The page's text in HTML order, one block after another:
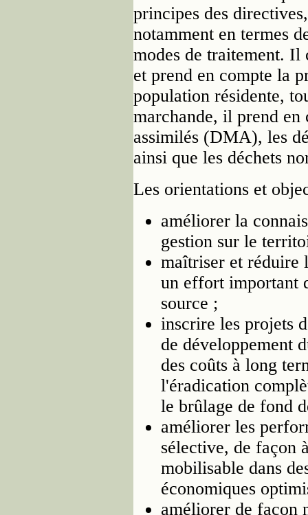
principes des
notamment en termes
modes de traitement. Il
et prend en compte la
population résidente,
marchande, il prend en
assimilés (DMA), les
ainsi que les déchets
Les orientations et
améliorer la
gestion sur le
maîtriser et réduire
un effort important
source ;
inscrire les projets
de développement
des coûts à long
l'éradication
le brûlage de fond
améliorer les
sélective, de façon
mobilisable dans
économiques
améliorer de façon